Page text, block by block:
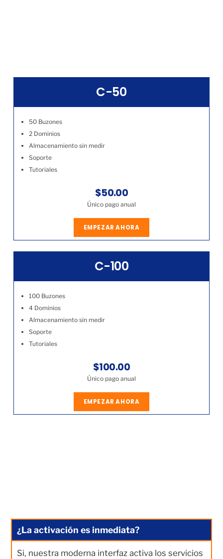
C-50
50 Buzones
2 Dominios
Almacenamiento sin medir
Soporte
Tutoriales
$50.00
Único pago anual
EMPEZAR AHORA
C-100
100 Buzones
4 Dominios
Almacenamiento sin medir
Soporte
Tutoriales
$100.00
Único pago anual
EMPEZAR AHORA
¿La activación es inmediata?
Si, nuestra moderna interfaz activa los servicios